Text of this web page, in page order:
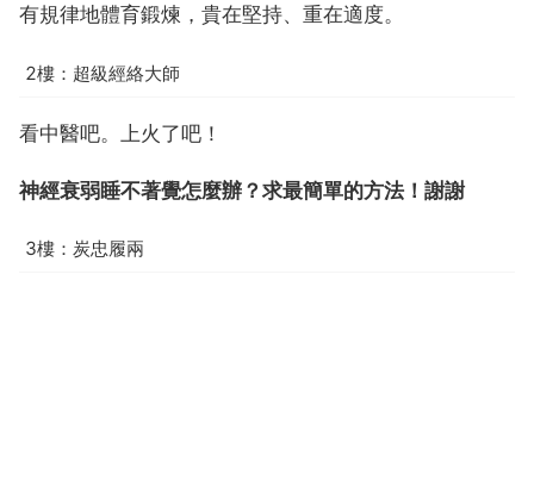
有規律地體育鍛煉，貴在堅持、重在適度。
2樓：超級經絡大師
看中醫吧。上火了吧！
神經衰弱睡不著覺怎麼辦？求最簡單的方法！謝謝
3樓：炭忠履兩